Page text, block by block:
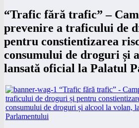
“Trafic fără trafic” –
prevenire a traficului de
pentru constientizarea
consumului de droguri și
lansată oficial la Palatul